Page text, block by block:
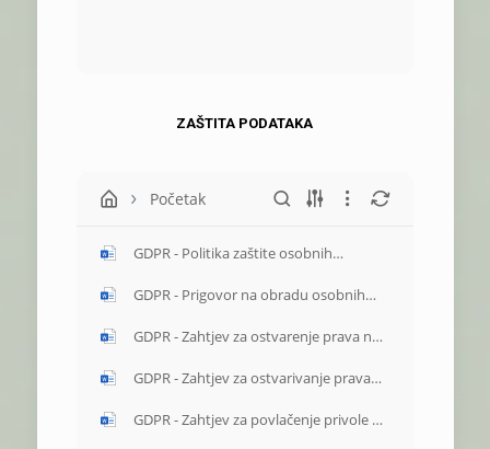
ZAŠTITA PODATAKA
Početak
GDPR - Politika zaštite osobnih
GDPR - Prigovor na obradu osobnih
GDPR - Zahtjev za ostvarenje prava na
odnosno kopiju osobnih
GDPR - Zahtjev za ostvarivanje prava
GDPR - Zahtjev za povlačenje privole za